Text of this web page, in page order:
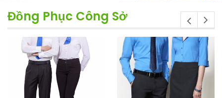
Đồng Phục Công Sở